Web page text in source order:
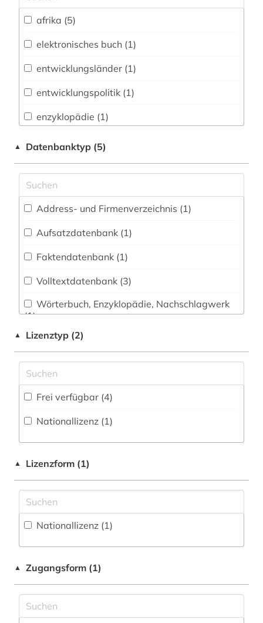
afrika (5)
elektronisches buch (1)
entwicklungsländer (1)
entwicklungspolitik (1)
enzyklopädie (1)
gesundheitsindikator (1)
grundwassergewinnung (2)
grundwasserleiter (2)
hydrogeologie (2)
klimaänderung (1)
konflikt (1)
politik (1)
wasserhaushalt (2)
weltbank (1)
▲ Datenbanktyp (5)
Address- und Firmenverzeichnis (1)
Aufsatzdatenbank (1)
Faktendatenbank (1)
Volltextdatenbank (3)
(1)
▲ Lizenztyp (2)
Frei verfügbar (4)
Nationallizenz (1)
▲ Lizenzform (1)
Nationallizenz (1)
▲ Zugangsform (1)